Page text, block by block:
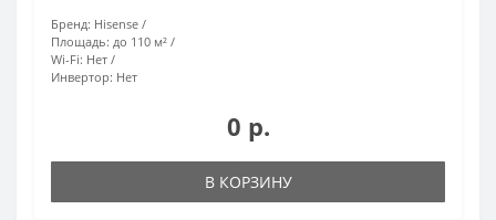
Бренд: Hisense
Площадь: до 110 м²
Wi-Fi: Нет
Инвертор: Нет
0 р.
В КОРЗИНУ